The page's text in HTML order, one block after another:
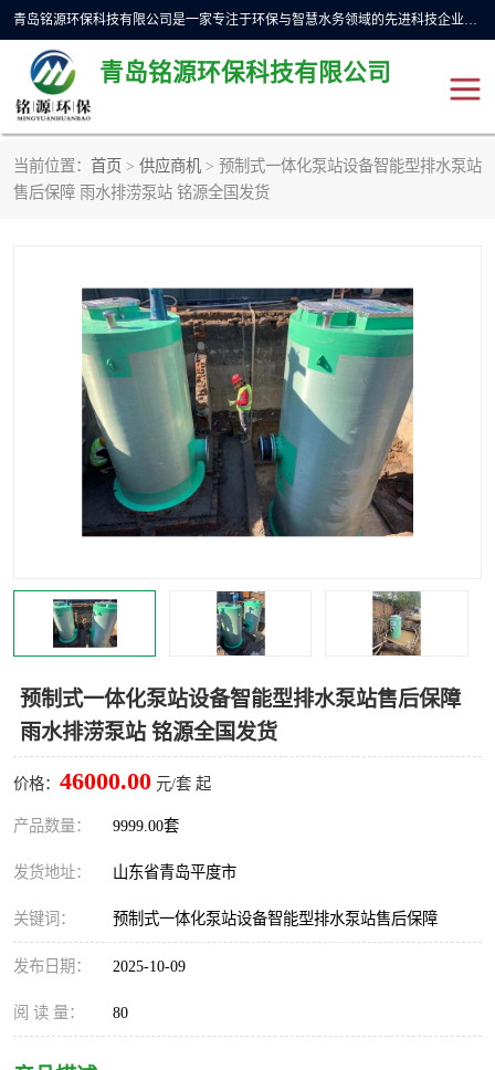
青岛铭源环保科技有限公司是一家专注于环保与智慧水务领域的先进科技企业，公司专注于云智能一体化预制泵站、水务循环利用、海绵城市、云智慧水务开发及新型环保技术研发等领域。铭源环保以为客户提供优质产品、专业技术服务为己任。为客户提供量身定制方案，提供多种配置方案满足实际使用要求。严控供货周期，并提供高标准后期维护。以环保为己任，视质量如生命，以技术做先导，靠诚信赢客户。
青岛铭源环保科技有限公司
当前位置： 首页 > 供应商机 > 预制式一体化泵站设备智能型排水泵站
售后保障 雨水排涝泵站 铭源全国发货
预制式一体化泵站设备智能型排水泵站售后保障
雨水排涝泵站 铭源全国发货
价格： 46000.00 元/套 起
产品数量： 9999.00套
发货地址： 山东省青岛平度市
关键词： 预制式一体化泵站设备智能型排水泵站售后保障
发布日期： 2025-10-09
阅 读 量： 80
一体化HMPP泵站
下开式堰门 液动限流闸门
加压泵房/灌溉泵房 一体化预制泵站
不锈钢浮筒阀 真空冲洗装置
雨水收集回用装置 门式冲洗装置
智能一体化灌溉泵房 一体化污水处理泵房
一体化泵闸
真空冲洗设备 翻转式堰门
水平自清洗格栅